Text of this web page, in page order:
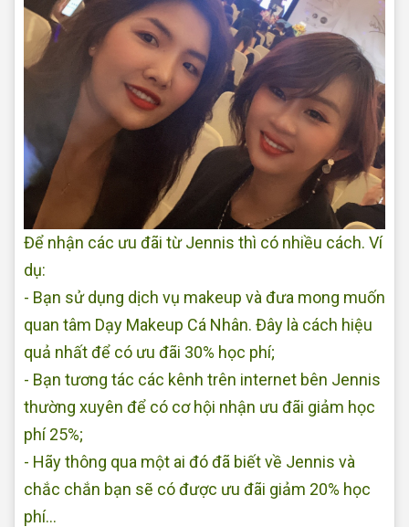
Để nhận các ưu đãi từ Jennis thì có nhiều cách. Ví
dụ:
- Bạn sử dụng dịch vụ makeup và đưa mong muốn
quan tâm Dạy Makeup Cá Nhân. Đây là cách hiệu
quả nhất để có ưu đãi 30% học phí;
- Bạn tương tác các kênh trên internet bên Jennis
thường xuyên để có cơ hội nhận ưu đãi giảm học
phí 25%;
- Hãy thông qua một ai đó đã biết về Jennis và
chắc chắn bạn sẽ có được ưu đãi giảm 20% học
phí...